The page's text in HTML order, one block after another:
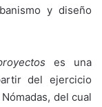
y diseño
es una
del ejercicio
del cual